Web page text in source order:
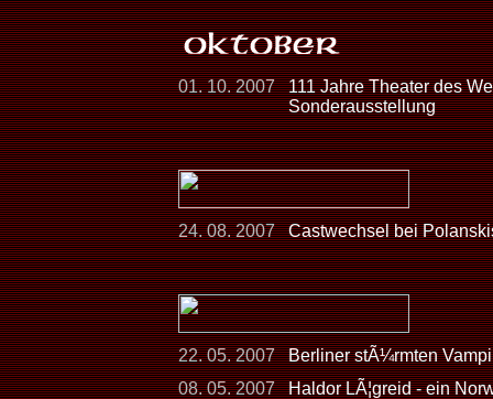
01. 10. 2007
111 Jahre Theater des
Sonderausstellung
24. 08. 2007 Castwechsel bei
22. 05. 2007
Berliner stÃ¼rmten
08. 05. 2007
Haldor LÃ¦greid - ein